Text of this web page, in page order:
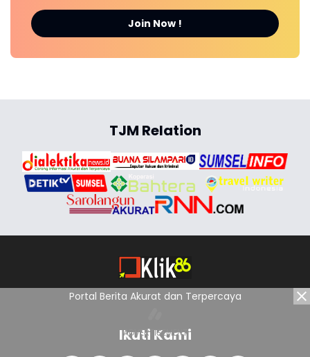
Join Now !
TJM Relation
Portal Berita Akurat dan Terpercaya
Ikuti Kami